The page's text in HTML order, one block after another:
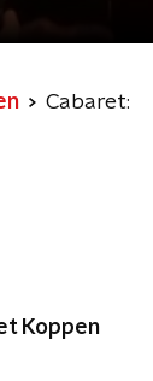
Cabaret:
Koppen